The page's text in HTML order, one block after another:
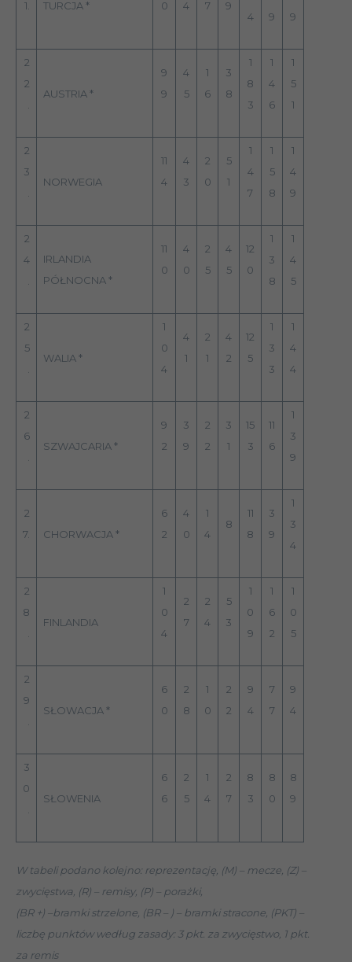
1. TURCJA * 0 4 7 9
4
9
9
2
2
AUSTRIA *
9
9
4
5
1
6
3
8
1
8
3
1
4
6
1
5
1
2
3
NORWEGIA
11
4
4
3
2
0
5
1
1
4
7
1
5
8
1
4
9
2
4
IRLANDIA
PÓŁNOCNA *
11
0
4
0
2
5
4
5
12
0
1
3
8
1
4
5
2
5
WALIA *
1
0
4
4
1
2
1
4
2
12
5
1
3
3
1
4
4
2
6
SZWAJCARIA *
9
2
3
9
2
2
3
1
15
3
11
6
1
3
9
2
7.
CHORWACJA *
6
2
4
0
1
4
8
11
8
3
9
1
3
4
2
8
FINLANDIA
1
0
4
2
7
2
4
5
3
1
0
9
1
6
2
1
0
5
2
9
SŁOWACJA *
6
0
2
8
1
0
2
2
9
4
7
7
9
4
3
0
SŁOWENIA
6
6
2
5
1
4
2
7
8
3
8
0
8
9
W tabeli podano kolejno: reprezentację, (M) – mecze, (Z) –
zwycięstwa, (R) – remisy, (P) – porażki,
(BR +) –bramki strzelone, (BR – ) – bramki stracone, (PKT) –
liczbę punktów według zasady: 3 pkt. za zwycięstwo, 1 pkt.
za remis